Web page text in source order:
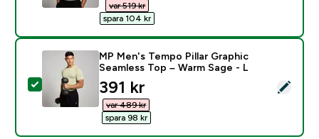
var 519 kr‎
spara 104 kr‎
Select this product - MP Men's Tempo Pillar Graphic
MP Men's Tempo Pillar Graphic
Seamless Top – Warm Sage - L
discounted price
391 kr‎
var 489 kr‎
spara 98 kr‎